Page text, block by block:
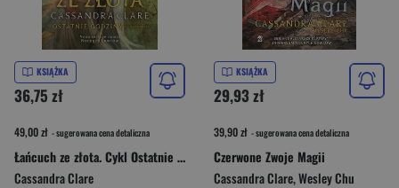
KSIĄŻKA
36,75 zł
49,00 zł - sugerowana cena detaliczna
Łańcuch ze złota. Cykl Ostatnie godziny. Księga 1
Cassandra Clare
KSIĄŻKA
29,93 zł
39,90 zł - sugerowana cena detaliczna
Czerwone Zwoje Magii
Cassandra Clare,Wesley Chu